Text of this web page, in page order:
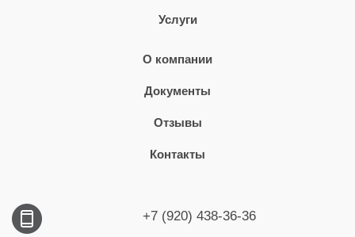
Услуги
О компании
Документы
Отзывы
Контакты
+7 (920) 438-36-36